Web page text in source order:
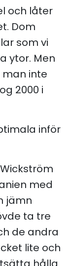
och låter
Dom
som vi
ytor. Men
inte
2000 i
inför
med
jämn
ta tre
de andra
lite och